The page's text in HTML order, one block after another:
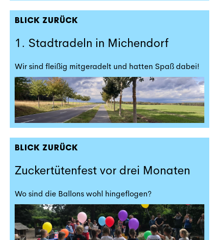
BLICK ZURÜCK
1. Stadtradeln in Michendorf
Wir sind fleißig mitgeradelt und hatten Spaß dabei!
BLICK ZURÜCK
Zuckertütenfest vor drei Monaten
Wo sind die Ballons wohl hingeflogen?